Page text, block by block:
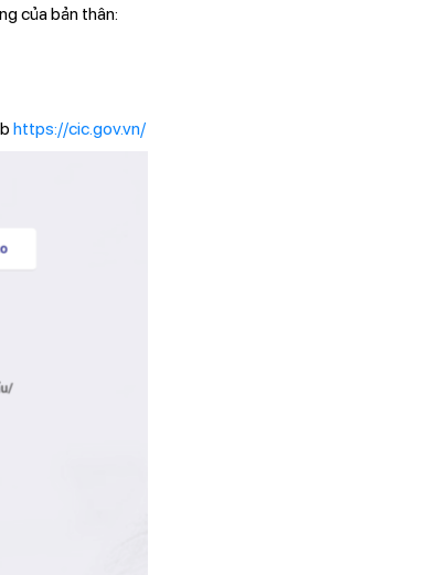
của bản thân:
https://cic.gov.vn/